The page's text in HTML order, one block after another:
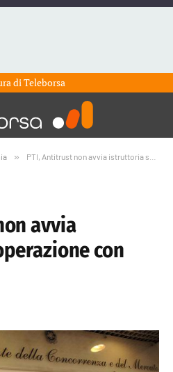
diTeleborsa
» PTI, Antitrust non avvia istruttoria su operazione con iliad
avvia
con